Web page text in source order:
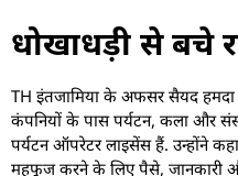
धोखाधड़ी से बचे
TH इंतजामिया के अफसर सैयद
कंपनियों के पास पर्यटन, कला और
पर्यटन ऑपरेटर लाइसेंस हैं. उन्होंने
महफूज करने के लिए पैसे, जानकारी